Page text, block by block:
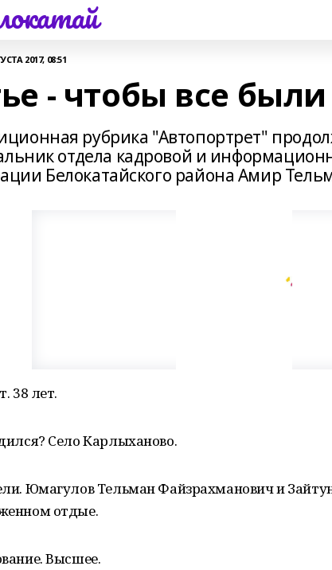
2017, 08:51
- чтобы все
рубрика "Автопортрет"
отдела кадровой и
Белокатайского района Амир
38 лет.
Село Карлыханово.
Юмагулов Тельман Файзрахманович и
отдые.
Высшее.